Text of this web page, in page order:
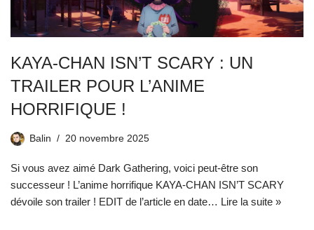
KAYA-CHAN ISN’T SCARY : UN
TRAILER POUR L’ANIME
HORRIFIQUE !
Balin 20 novembre 2025
Si vous avez aimé Dark Gathering, voici peut-être son
successeur ! L’anime horrifique KAYA-CHAN ISN’T SCARY
dévoile son trailer ! EDIT de l’article en date… Lire la suite »